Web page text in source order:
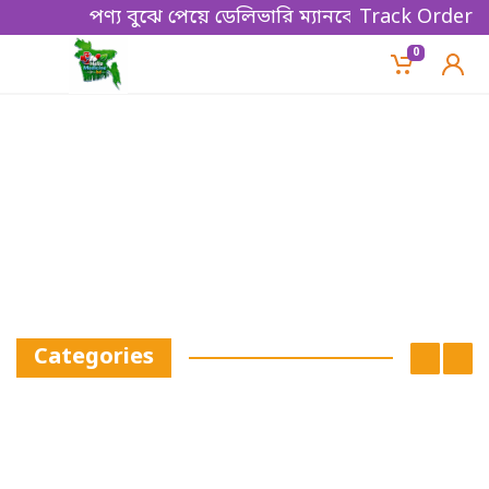
পণ্য বুঝে পেয়ে ডেলিভারি ম্যানকে পেমেন্ট করবেন।
Track Order
0
Categories